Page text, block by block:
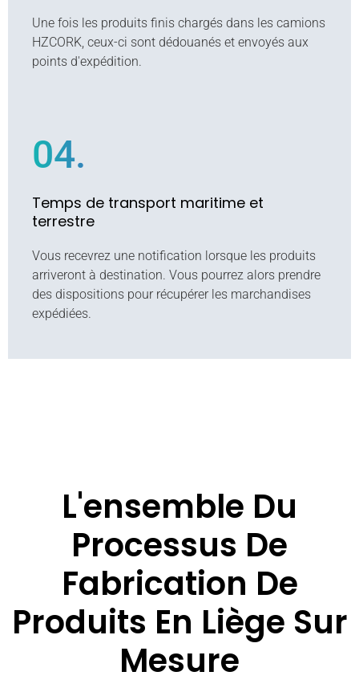
Une fois les produits finis chargés dans les camions
HZCORK, ceux-ci sont dédouanés et envoyés aux
points d'expédition.
04.
Temps de transport maritime et
terrestre
Vous recevrez une notification lorsque les produits
arriveront à destination. Vous pourrez alors prendre
des dispositions pour récupérer les marchandises
expédiées.
L'ensemble Du
Processus De
Fabrication De
Produits En Liège Sur
Mesure